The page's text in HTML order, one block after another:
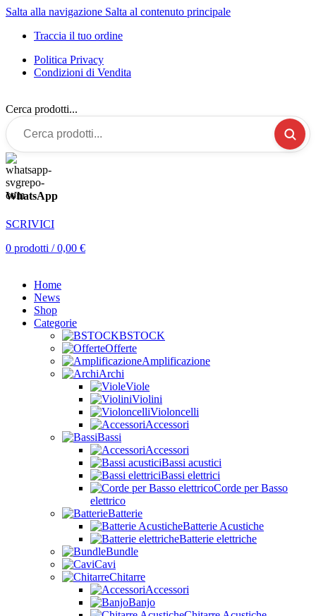
Salta alla navigazione Salta al contenuto principale
Traccia il tuo ordine
Politica Privacy
Condizioni di Vendita
Cerca prodotti...
WhatsApp
SCRIVICI
0 prodotti / 0,00 €
Home
News
Shop
Categorie
BSTOCK
Offerte
Amplificazione
Archi
Viole
Violini
Violoncelli
Accessori
Bassi
Accessori
Bassi acustici
Bassi elettrici
Corde per Basso
elettrico
Batterie
Batterie Acustiche
Batterie elettriche
Bundle
Cavi
Chitarre
Accessori
Banjo